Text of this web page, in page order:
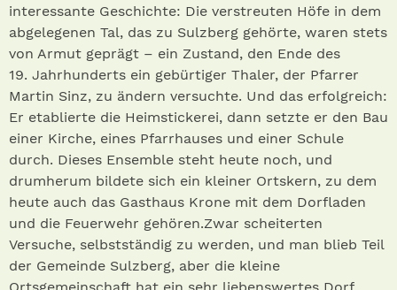
interessante Geschichte: Die verstreuten Höfe in dem
abgelegenen Tal, das zu Sulzberg gehörte, waren stets
von Armut geprägt – ein Zustand, den Ende des
19. Jahrhunderts ein gebürtiger Thaler, der Pfarrer
Martin Sinz, zu ändern versuchte. Und das erfolgreich:
Er etablierte die Heimstickerei, dann setzte er den Bau
einer Kirche, eines Pfarrhauses und einer Schule
durch. Dieses Ensemble steht heute noch, und
drumherum bildete sich ein kleiner Ortskern, zu dem
heute auch das Gasthaus Krone mit dem Dorfladen
und die Feuerwehr gehören.Zwar scheiterten
Versuche, selbstständig zu werden, und man blieb Teil
der Gemeinde Sulzberg, aber die kleine